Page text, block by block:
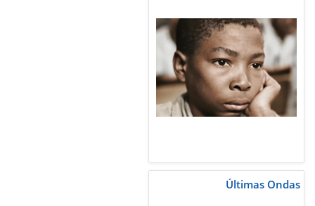
Últimas Ondas